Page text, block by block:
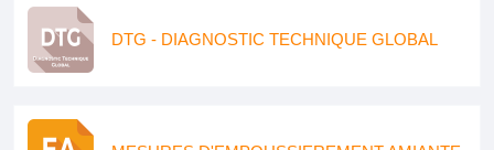
DTG - DIAGNOSTIC TECHNIQUE GLOBAL